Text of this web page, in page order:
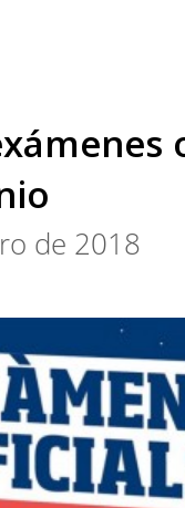
de 2018